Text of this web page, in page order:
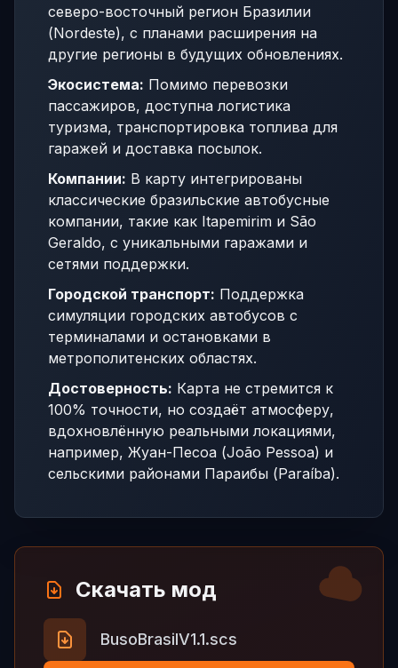
северо-восточный регион Бразилии
(Nordeste), с планами расширения на
другие регионы в будущих обновлениях.
Экосистема: Помимо перевозки
пассажиров, доступна логистика
туризма, транспортировка топлива для
гаражей и доставка посылок.
Компании: В карту интегрированы
классические бразильские автобусные
компании, такие как Itapemirim и São
Geraldo, с уникальными гаражами и
сетями поддержки.
Городской транспорт: Поддержка
симуляции городских автобусов с
терминалами и остановками в
метрополитенских областях.
Достоверность: Карта не стремится к
100% точности, но создаёт атмосферу,
вдохновлённую реальными локациями,
например, Жуан-Песоа (João Pessoa) и
сельскими районами Параибы (Paraíba).
Скачать мод
BusoBrasilV1.1.scs